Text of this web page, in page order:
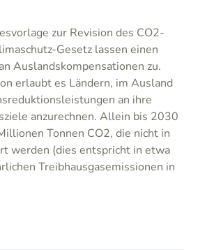
zur Revision des CO2-
Gesetz lassen einen
Auslandskompensationen zu.
erlaubt es Ländern, im Ausland
an ihre
anzurechnen. Allein bis 2030
Tonnen CO2, die nicht in
werden (dies entspricht in etwa
Treibhausgasemissionen in